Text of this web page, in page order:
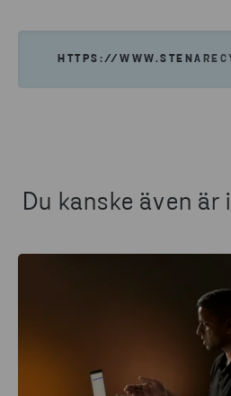
HTTPS://
Du kanske även är